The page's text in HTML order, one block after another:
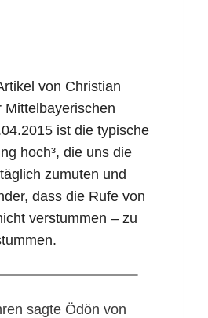
von Christian
Mittelbayerischen
ist die typische
hoch³, die uns die
zumuten und
dass die Rufe von
verstummen – zu
sagte Ödön von